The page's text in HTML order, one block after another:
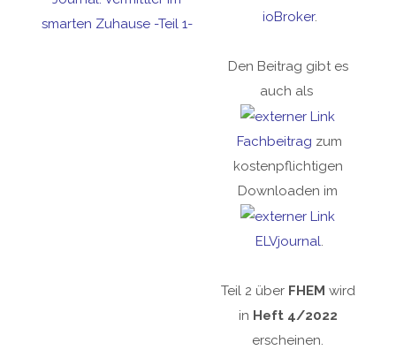
ioBroker.
Den Beitrag gibt es
auch als
Fachbeitrag zum
kostenpflichtigen
Downloaden im
ELVjournal.
Teil 2 über FHEM wird
in Heft 4/2022
erscheinen.